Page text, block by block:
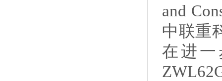
and
中联重
在进